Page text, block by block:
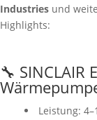
Industries und
Highlights:
🔧 SINCLAIR
Leistung: